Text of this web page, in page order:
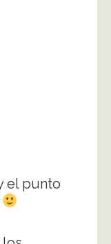
el punto